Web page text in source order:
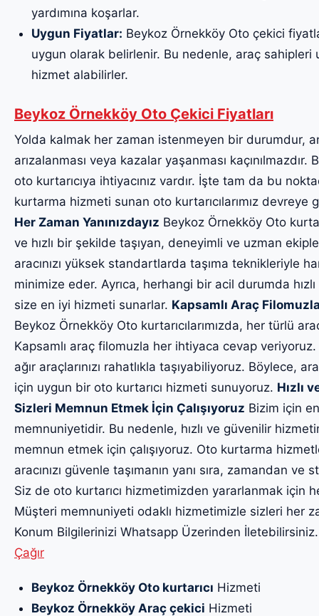
yardımına koşarlar.
Uygun Fiyatlar: Beykoz Örnekköy Oto çekici
uygun olarak belirlenir. Bu nedenle, araç
hizmet alabilirler.
Beykoz Örnekköy Oto Çekici Fiyatları
Yolda kalmak her zaman istenmeyen bir durumdur,
arızalanması veya kazalar yaşanması
oto kurtarıcıya ihtiyacınız vardır. İşte tam da bu
kurtarma hizmeti sunan oto kurtarıcılarımız devreye
Her Zaman Yanınızdayız Beykoz Örnekköy Oto
ve hızlı bir şekilde taşıyan, deneyimli ve uzman
aracınızı yüksek standartlarda taşıma teknikleriyle
minimize eder. Ayrıca, herhangi bir acil durumda
size en iyi hizmeti sunarlar. Kapsamlı Araç
Beykoz Örnekköy Oto kurtarıcılarımızda, her türlü
Kapsamlı araç filomuzla her ihtiyaca cevap
ağır araçlarınızı rahatlıkla taşıyabiliyoruz. Böylece,
için uygun bir oto kurtarıcı hizmeti sunuyoruz. Hızlı
Sizleri Memnun Etmek İçin Çalışıyoruz Bizim için
memnuniyetidir. Bu nedenle, hızlı ve güvenilir
memnun etmek için çalışıyoruz. Oto kurtarma
aracınızı güvenle taşımanın yanı sıra, zamandan
Siz de oto kurtarıcı hizmetimizden yararlanmak için
Müşteri memnuniyeti odaklı hizmetimizle sizleri her
Konum Bilgilerinizi Whatsapp Üzerinden
Çağır
Beykoz Örnekköy Oto kurtarıcı Hizmeti
Beykoz Örnekköy Araç çekici Hizmeti